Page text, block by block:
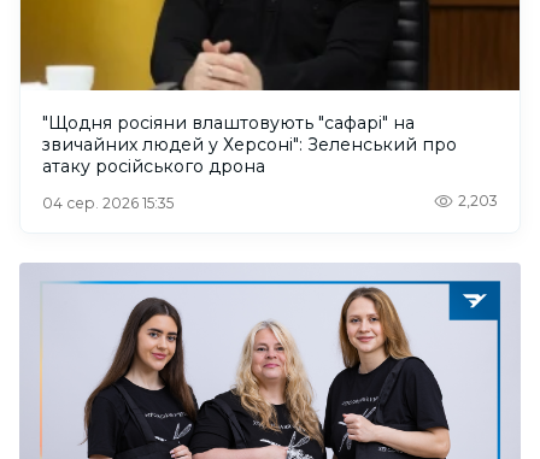
"Щодня росіяни влаштовують "сафарі" на
звичайних людей у Херсоні": Зеленський про
атаку російського дрона
04 сер. 2026 15:35 2,203